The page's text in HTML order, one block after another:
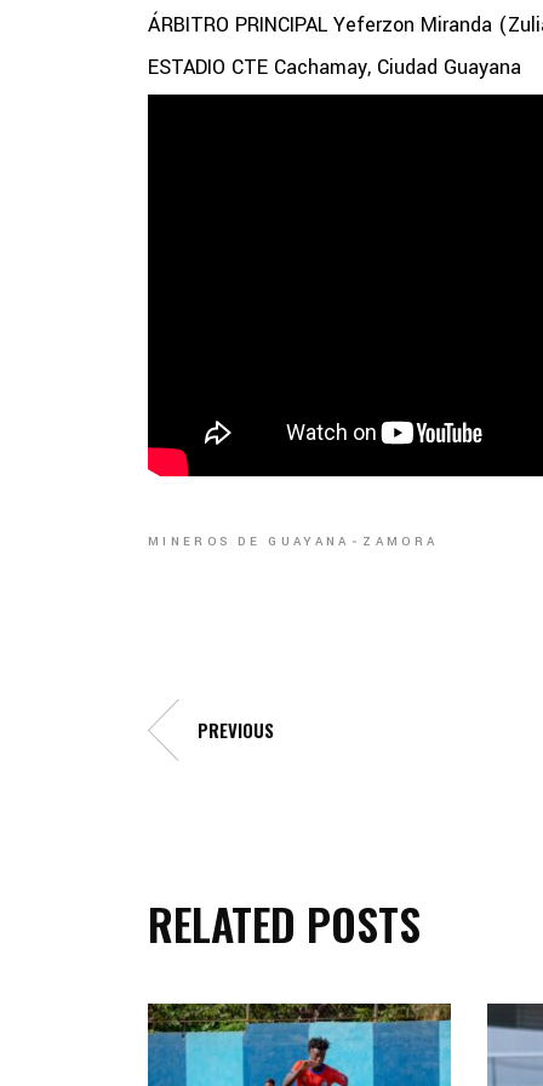
ÁRBITRO PRINCIPAL Yeferzon Miranda
ESTADIO CTE Cachamay, Ciudad Guayana
MINEROS DE GUAYANA ZAMORA
PREVIOUS
RELATED POSTS